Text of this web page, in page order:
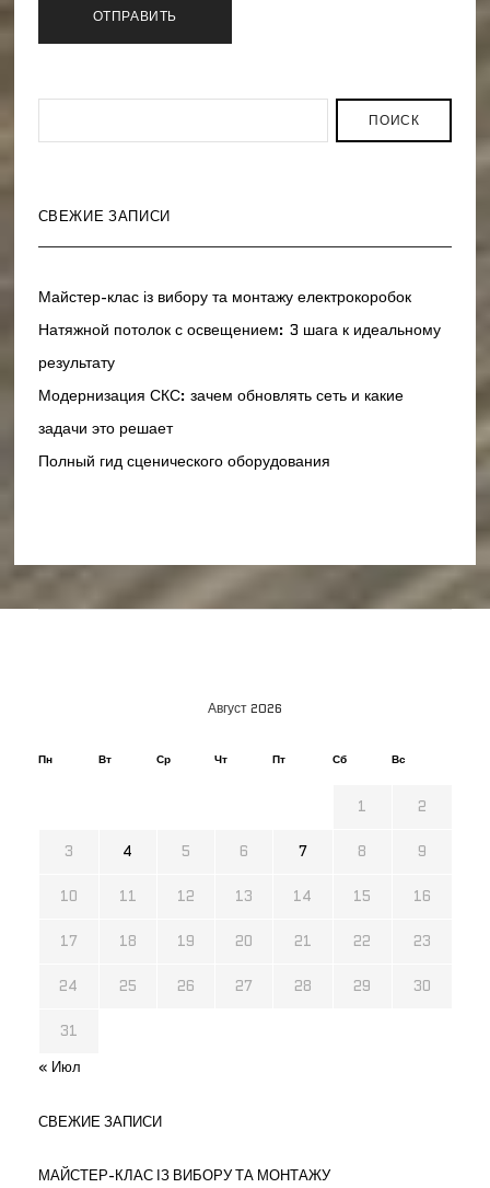
ПОИСК
СВЕЖИЕ ЗАПИСИ
Майстер-клас із вибору та монтажу електрокоробок
Натяжной потолок с освещением: 3 шага к идеальному
результату
Модернизация СКС: зачем обновлять сеть и какие
задачи это решает
Полный гид сценического оборудования
Август 2026
Пн Вт Ср Чт Пт Сб Вс
1 2
3 4 5 6 7 8 9
10 11 12 13 14 15 16
17 18 19 20 21 22 23
24 25 26 27 28 29 30
31
« Июл
СВЕЖИЕ ЗАПИСИ
МАЙСТЕР-КЛАС ІЗ ВИБОРУ ТА МОНТАЖУ